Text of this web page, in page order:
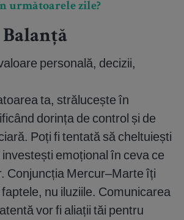
următoarele zile?
personală, decizii,
ta, strălucește în
dorința de control și de
Poți fi tentată să cheltuiești
emoțional în ceva ce
Conjuncția Mercur–Marte îți
nu iluziile. Comunicarea
vor fi aliații tăi pentru